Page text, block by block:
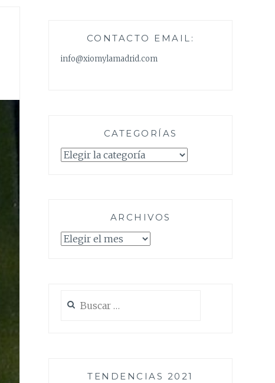
CONTACTO EMAIL:
info@xiomylamadrid.com
CATEGORÍAS
Categorías
ARCHIVOS
Archivos
TENDENCIAS 2021